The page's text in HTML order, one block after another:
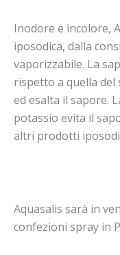
Inodore e incolore,
iposodica, dalla
vaporizzabile. La
rispetto a quella del
ed esalta il sapore.
potassio evita il
altri prodotti
Aquasalis sarà in
confezioni spray in